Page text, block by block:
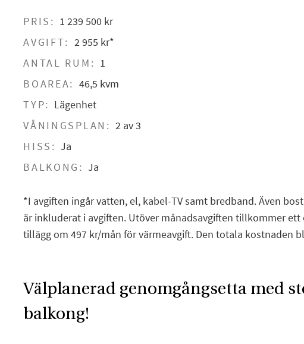
PRIS: 1 239 500 kr
AVGIFT: 2 955 kr*
ANTAL RUM: 1
BOAREA: 46,5 kvm
TYP: Lägenhet
VÅNINGSPLAN: 2 av 3
HISS: Ja
BALKONG: Ja
*I avgiften ingår vatten, el, kabel-TV samt bredband. Även
är inkluderat i avgiften. Utöver månadsavgiften tillkommer
tillägg om 497 kr/mån för värmeavgift. Den totala kostnaden
Välplanerad genomgångsetta med
balkong!